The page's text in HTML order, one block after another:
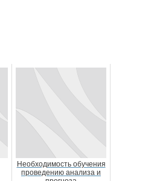
Необходимость обучения
проведению анализа и